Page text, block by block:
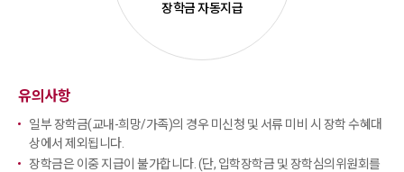
장학금 자동지급
유의사항
일부 장학금(교내-희망/가족)의 경우 미신청 및 서류 미비 시 장학 수혜대
상에서 제외됩니다.
장학금은 이중 지급이 불가합니다. (단, 입학장학금 및 장학심의위원회를